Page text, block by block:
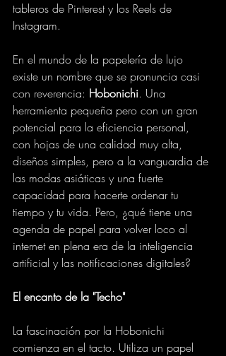
tableros de Pinterest y los Reels de
Instagram.
En el mundo de la papelería de lujo
existe un nombre que se pronuncia casi
con reverencia: Hobonichi. Una
herramienta pequeña pero con un gran
potencial para la eficiencia personal,
con hojas de una calidad muy alta,
diseños simples, pero a la vanguardia de
las modas asiáticas y una fuerte
capacidad para hacerte ordenar tu
tiempo y tu vida. Pero, ¿qué tiene una
agenda de papel para volver loco al
internet en plena era de la inteligencia
artificial y las notificaciones digitales?
El encanto de la "Techo"
La fascinación por la Hobonichi
comienza en el tacto. Utiliza un papel